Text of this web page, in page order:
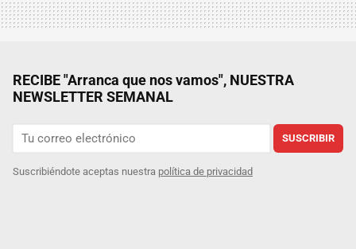
RECIBE "Arranca que nos vamos", NUESTRA
NEWSLETTER SEMANAL
SUSCRIBIR
Suscribiéndote aceptas nuestra política de privacidad